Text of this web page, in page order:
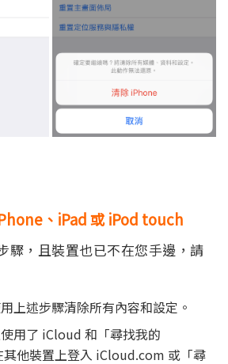
、iPad 或 iPod touch
驟，且裝置也已不在您手邊，請
上述步驟清除所有內容和設定。
用了 iCloud 和「尋找我的
他裝置上登入 iCloud.com 或「尋